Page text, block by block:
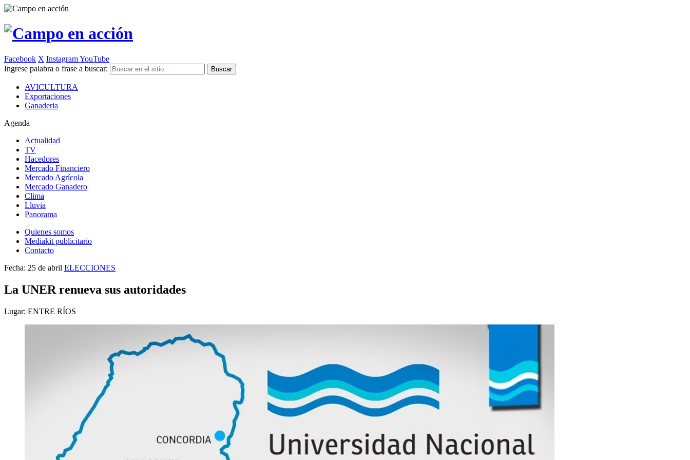
Facebook X InstagramYouTube
Ingrese palabra o frase a buscar:
AVICULTURA
Exportaciones
Ganaderia
Agenda
Actualidad
TV
Hacedores
Mercado Financiero
Mercado Agrícola
Mercado Ganadero
Clima
Lluvia
Panorama
Quienes somos
Mediakit publicitario
Contacto
Fecha: 25 de abril ELECCIONES
La UNER renueva sus autoridades
Lugar: ENTRE RÍOS